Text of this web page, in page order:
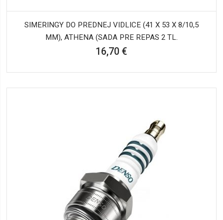
SIMERINGY DO PREDNEJ VIDLICE (41 X 53 X 8/10,5
MM), ATHENA (SADA PRE REPAS 2 TL.
16,70 €